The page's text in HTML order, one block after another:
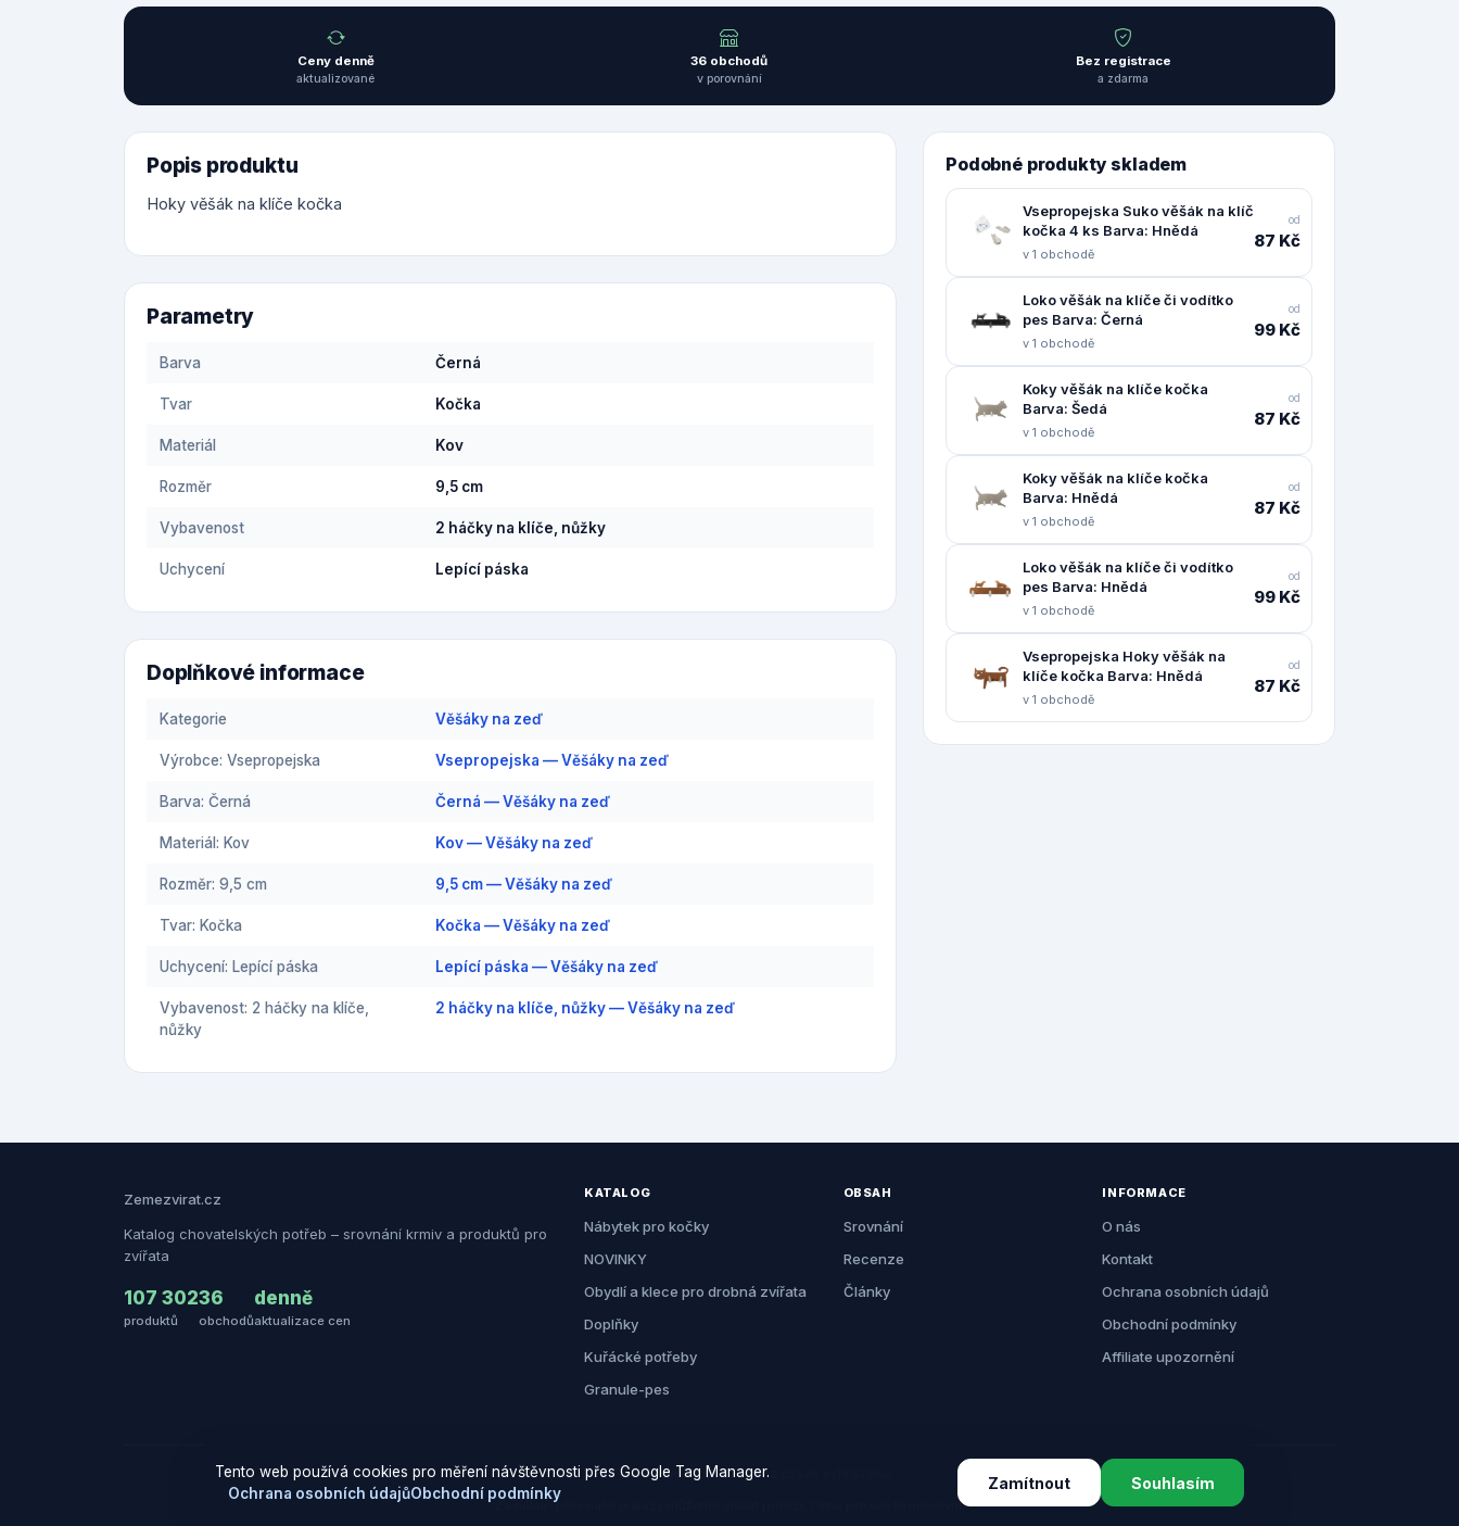
Ceny denně
aktualizované
36 obchodů
v porovnání
Bez registrace
a zdarma
Popis produktu
Hoky věšák na klíče kočka
Parametry
Barva Černá
Tvar Kočka
Materiál Kov
Rozměr 9,5 cm
Vybavenost 2 háčky na klíče, nůžky
Uchycení Lepící páska
Doplňkové informace
Kategorie Věšáky na zeď
Výrobce: Vsepropejska Vsepropejska — Věšáky na zeď
Barva: Černá Černá — Věšáky na zeď
Materiál: Kov Kov — Věšáky na zeď
Rozměr: 9,5 cm 9,5 cm — Věšáky na zeď
Tvar: Kočka Kočka — Věšáky na zeď
Uchycení: Lepící páska Lepící páska — Věšáky na zeď
Vybavenost: 2 háčky na klíče,
nůžky
2 háčky na klíče, nůžky — Věšáky na zeď
Podobné produkty skladem
Vsepropejska Suko věšák na klíč
kočka 4 ks Barva: Hnědá
v 1 obchodě
od
87 Kč
Loko věšák na klíče či vodítko
pes Barva: Černá
v 1 obchodě
od
99 Kč
Koky věšák na klíče kočka
Barva: Šedá
v 1 obchodě
od
87 Kč
Koky věšák na klíče kočka
Barva: Hnědá
v 1 obchodě
od
87 Kč
Loko věšák na klíče či vodítko
pes Barva: Hnědá
v 1 obchodě
od
99 Kč
Vsepropejska Hoky věšák na
klíče kočka Barva: Hnědá
v 1 obchodě
od
87 Kč
Zemezvirat.cz
Katalog chovatelských potřeb – srovnání krmiv a produktů pro
zvířata
107 302
produktů
36
obchodů
denně
aktualizace cen
KATALOG
Nábytek pro kočky
NOVINKY
Obydlí a klece pro drobná zvířata
Doplňky
Kuřácké potřeby
Granule-pes
OBSAH
Srovnání
Recenze
Články
INFORMACE
O nás
Kontakt
Ochrana osobních údajů
Obchodní podmínky
Affiliate upozornění
© 2026 Zemezvirat.cz. Všechna práva vyhrazena.
Za nákup přes naše odkazy můžeme získat provizi. Cenu pro vás to neovlivní.
Tento web používá cookies pro měření návštěvnosti přes Google Tag Manager.
Ochrana osobních údajůObchodní podmínky
Zamítnout Souhlasím